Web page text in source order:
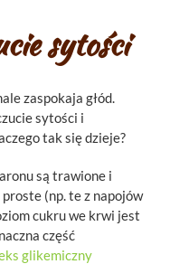
sytości
zaspokaja głód.
sytości i
tak się dzieje?
są trawione i
(np. te z napojów
cukru we krwi jest
część
glikemiczny